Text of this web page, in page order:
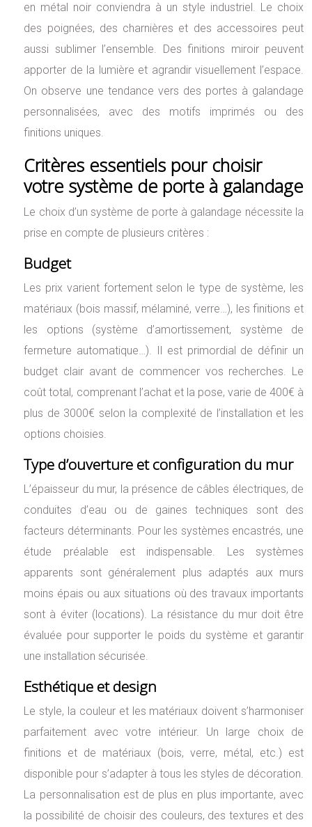
en métal noir conviendra à un style industriel. Le choix
des poignées, des charnières et des accessoires peut
aussi sublimer l’ensemble. Des finitions miroir peuvent
apporter de la lumière et agrandir visuellement l’espace.
On observe une tendance vers des portes à galandage
personnalisées, avec des motifs imprimés ou des
finitions uniques.
Critères essentiels pour choisir
votre système de porte à galandage
Le choix d’un système de porte à galandage nécessite la
prise en compte de plusieurs critères :
Budget
Les prix varient fortement selon le type de système, les
matériaux (bois massif, mélaminé, verre…), les finitions et
les options (système d’amortissement, système de
fermeture automatique…). Il est primordial de définir un
budget clair avant de commencer vos recherches. Le
coût total, comprenant l’achat et la pose, varie de 400€ à
plus de 3000€ selon la complexité de l’installation et les
options choisies.
Type d’ouverture et configuration du mur
L’épaisseur du mur, la présence de câbles électriques, de
conduites d’eau ou de gaines techniques sont des
facteurs déterminants. Pour les systèmes encastrés, une
étude préalable est indispensable. Les systèmes
apparents sont généralement plus adaptés aux murs
moins épais ou aux situations où des travaux importants
sont à éviter (locations). La résistance du mur doit être
évaluée pour supporter le poids du système et garantir
une installation sécurisée.
Esthétique et design
Le style, la couleur et les matériaux doivent s’harmoniser
parfaitement avec votre intérieur. Un large choix de
finitions et de matériaux (bois, verre, métal, etc.) est
disponible pour s’adapter à tous les styles de décoration.
La personnalisation est de plus en plus importante, avec
la possibilité de choisir des couleurs, des textures et des